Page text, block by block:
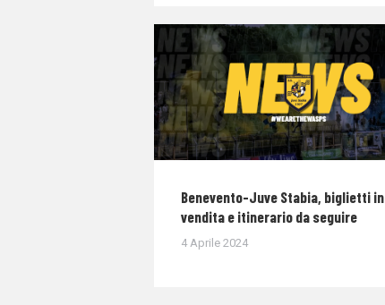
Benevento-Juve Stabia, biglietti in
vendita e itinerario da seguire
4 Aprile 2024